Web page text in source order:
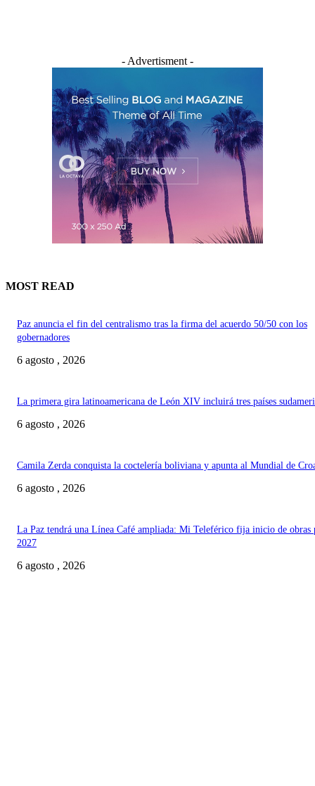
- Advertisment -
MOST READ
Paz anuncia el fin del centralismo tras la firma del acuerdo 50/50 con los
gobernadores
6 agosto , 2026
La primera gira latinoamericana de León XIV incluirá tres países
6 agosto , 2026
Camila Zerda conquista la coctelería boliviana y apunta al Mundial de
6 agosto , 2026
La Paz tendrá una Línea Café ampliada: Mi Teleférico fija inicio de obras
2027
6 agosto , 2026